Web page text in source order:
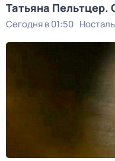
Татьяна
Сегодня в 01:50